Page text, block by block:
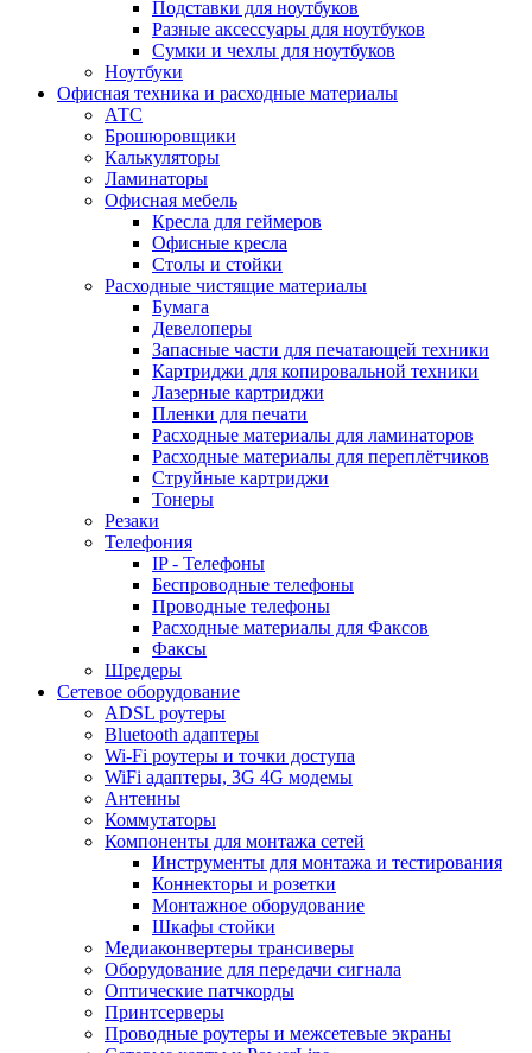
Подставки для ноутбуков
Разные аксессуары для ноутбуков
Сумки и чехлы для ноутбуков
Ноутбуки
Офисная техника и расходные материалы
АТС
Брошюровщики
Калькуляторы
Ламинаторы
Офисная мебель
Кресла для геймеров
Офисные кресла
Столы и стойки
Расходные чистящие материалы
Бумага
Девелоперы
Запасные части для печатающей техники
Картриджи для копировальной техники
Лазерные картриджи
Пленки для печати
Расходные материалы для ламинаторов
Расходные материалы для переплётчиков
Струйные картриджи
Тонеры
Резаки
Телефония
IP - Телефоны
Беспроводные телефоны
Проводные телефоны
Расходные материалы для Факсов
Факсы
Шредеры
Сетевое оборудование
ADSL роутеры
Bluetooth адаптеры
Wi-Fi роутеры и точки доступа
WiFi адаптеры, 3G 4G модемы
Антенны
Коммутаторы
Компоненты для монтажа сетей
Инструменты для монтажа и тестирования
Коннекторы и розетки
Монтажное оборудование
Шкафы стойки
Медиаконвертеры трансиверы
Оборудование для передачи сигнала
Оптические патчкорды
Принтсерверы
Проводные роутеры и межсетевые экраны